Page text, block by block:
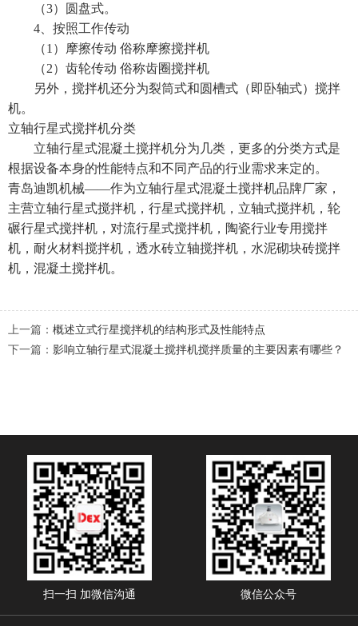
（3）圆盘式。
4、按照工作传动
（1）摩擦传动 俗称摩擦搅拌机
（2）齿轮传动 俗称齿圈搅拌机
另外，搅拌机还分为裂筒式和圆槽式（即卧轴式）搅拌
机。
立轴行星式搅拌机分类
立轴行星式混凝土搅拌机分为几类，更多的分类方式是
根据设备本身的性能特点和不同产品的行业需求来定的。
青岛迪凯机械——作为立轴行星式混凝土搅拌机品牌厂家，
主营立轴行星式搅拌机，行星式搅拌机，立轴式搅拌机，轮
碾行星式搅拌机，对流行星式搅拌机，陶瓷行业专用搅拌
机， 耐火材料搅拌机 ，透水砖立轴搅拌机，水泥砌块砖搅拌
机，混凝土搅拌机。
上一篇： 概述立式行星搅拌机的结构形式及性能特点
下一篇： 影响立轴行星式混凝土搅拌机搅拌质量的主要因素有哪些？
扫一扫 加微信沟通 微信公众号